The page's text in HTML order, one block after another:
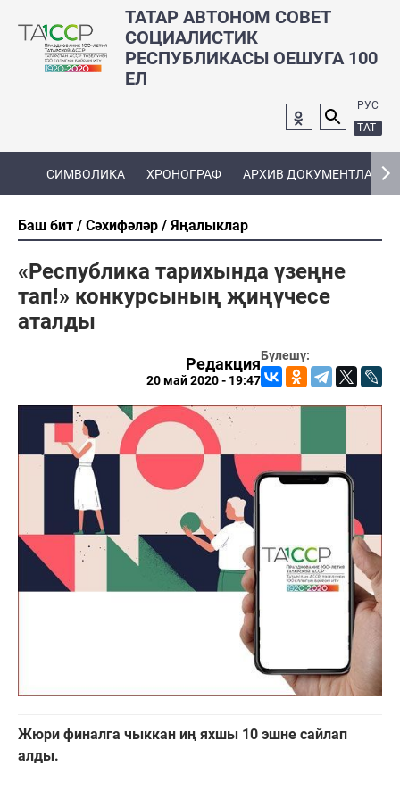
ТАТАР АВТОНОМ СОВЕТ
СОЦИАЛИСТИК
РЕСПУБЛИКАСЫ ОЕШУГА 100
ЕЛ
РУС
ТАТ
СИМВОЛИКА ХРОНОГРАФ АРХИВ ДОКУМЕНТЛАРЫ
Баш бит Сәхифәләр Яңалыклар
«Республика тарихында үзеңне
тап!» конкурсының җиңүчесе
аталды
Бүлешү:
Редакция
20 май 2020 - 19:47
Жюри финалга чыккан иң яхшы 10 эшне сайлап
алды.